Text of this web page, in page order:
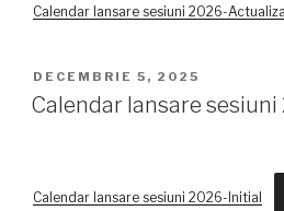
Calendar lansare sesiuni 2026-
POSTED
ON
DECEMBRIE 5, 2025
Calendar lansare
Calendar lansare sesiuni 2026-Initial